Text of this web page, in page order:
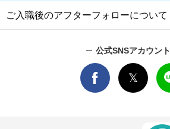
ご入職後のアフターフォローについて
公式SNSアカウント